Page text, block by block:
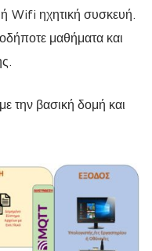
ηχητική συσκευή.
μαθήματα και
την βασική δομή και